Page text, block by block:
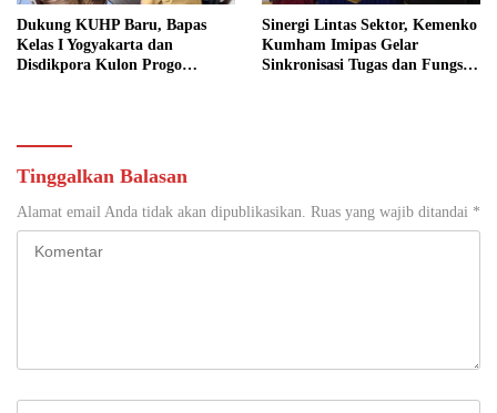
Dukung KUHP Baru, Bapas
Kelas I Yogyakarta dan
Disdikpora Kulon Progo
Sinergi Lintas Sektor, Kemenko
Kumham Imipas Gelar
Sinkronisasi Tugas dan Fungsi
Tinggalkan Balasan
Alamat email Anda tidak akan dipublikasikan. Ruas yang wajib ditandai *